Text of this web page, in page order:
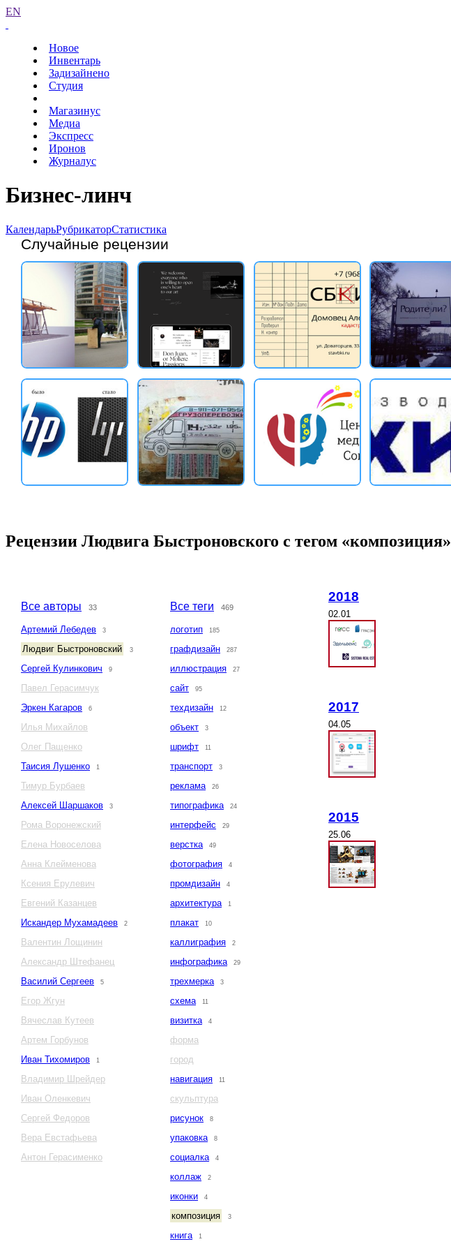
EN
Новое
Инвентарь
Задизайнено
Студия
Магазинус
Медиа
Экспресс
Иронов
Журналус
Бизнес-линч
КалендарьРубрикаторСтатистика
Случайные рецензии
Рецензии Людвига Быстроновского с тегом «композиция»
Все авторы 33
Артемий Лебедев 3
Людвиг Быстроновский 3
Сергей Кулинкович 9
Павел Герасимчук
Эркен Кагаров
6
Илья Михайлов
Олег Пащенко
Таисия Лушенко
1
Тимур Бурбаев
Алексей Шаршаков
3
Рома Воронежский
Елена Новоселова
Анна Клейменова
Ксения Ерулевич
Евгений Казанцев
Искандер Мухамадеев
2
Валентин Лощинин
Александр Штефанец
Василий Сергеев
5
Егор Жгун
Вячеслав Кутеев
Артем Горбунов
Иван Тихомиров
1
Владимир Шрейдер
Иван Оленкевич
Сергей Федоров
Вера Евстафьева
Антон Герасименко
Все теги 469
логотип 185
графдизайн 287
иллюстрация 27
сайт 95
техдизайн 12
объект 3
шрифт 11
транспорт 3
реклама 26
типографика 24
интерфейс 29
верстка 49
фотография 4
промдизайн 4
архитектура 1
плакат 10
каллиграфия 2
инфографика 29
трехмерка 3
схема 11
визитка 4
форма
город
навигация
11
скульптура
рисунок
8
упаковка 8
социалка 4
коллаж 2
иконки 4
композиция 3
книга 1
2018
02.01
2017
04.05
2015
25.06